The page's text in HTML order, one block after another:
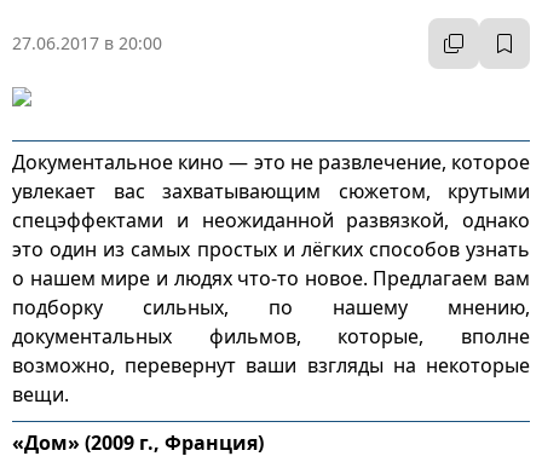
27.06.2017 в 20:00
Документальное кино — это не развлечение, которое
увлекает вас захватывающим сюжетом, крутыми
спецэффектами и неожиданной развязкой, однако
это один из самых простых и лёгких способов узнать
о нашем мире и людях что-то новое. Предлагаем вам
подборку сильных, по нашему мнению,
документальных фильмов, которые, вполне
возможно, перевернут ваши взгляды на некоторые
вещи.
«Дом» (2009 г., Франция)